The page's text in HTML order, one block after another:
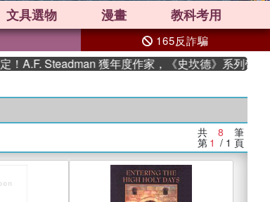
文具選物 漫畫 教科考用
165反詐騙
A.F. Steadman 獲年度作家，《史坎德》系列帶你踏
共 8 筆
第 1 / 1 頁